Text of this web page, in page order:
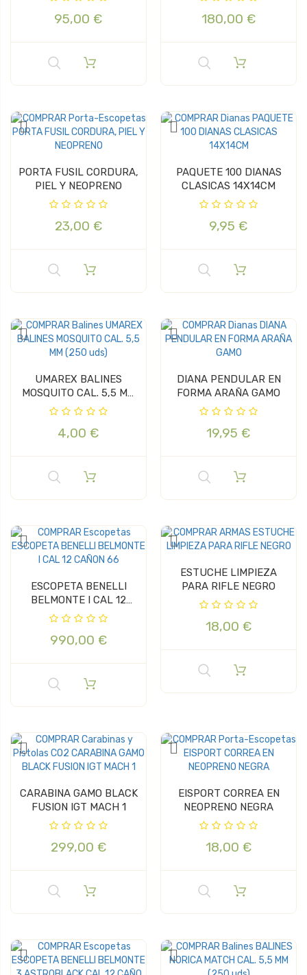
95,00 € 180,00 €
PORTA FUSIL CORDURA,
PIEL Y NEOPRENO
23,00 €
PAQUETE 100 DIANAS
CLASICAS 14X14CM
9,95 €
UMAREX BALINES
MOSQUITO CAL. 5,5 MM
(250 uds)
4,00 €
DIANA PENDULAR EN
FORMA ARAÑA GAMO
19,95 €
ESCOPETA BENELLI
BELMONTE I CAL 12
CAÑON 66
990,00 €
ESTUCHE LIMPIEZA
PARA RIFLE NEGRO
18,00 €
CARABINA GAMO BLACK
FUSION IGT MACH 1
299,00 €
EISPORT CORREA EN
NEOPRENO NEGRA
18,00 €